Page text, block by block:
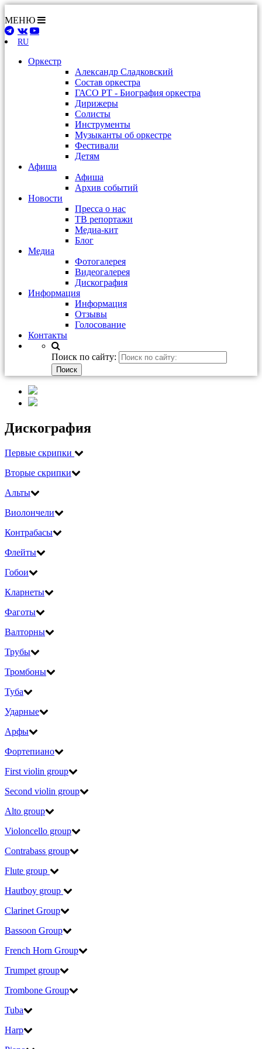
МЕНЮ
RU
Оркестр
Александр Сладковский
Состав оркестра
ГАСО РТ - Биография оркестра
Дирижеры
Солисты
Инструменты
Музыканты об оркестре
Фестивали
Детям
Афиша
Афиша
Архив событий
Новости
Пресса о нас
ТВ репортажи
Медиа-кит
Блог
Медиа
Фотогалерея
Видеогалерея
Дискография
Информация
Информация
Отзывы
Голосование
Контакты
Поиск по сайту:
Дискография
Первые скрипки
Вторые скрипки
Альты
Виолончели
Контрабасы
Флейты
Гобои
Кларнеты
Фаготы
Валторны
Трубы
Тромбоны
Туба
Ударные
Арфы
Фортепиано
First violin group
Second violin group
Alto group
Violoncello group
Contrabass group
Flute group
Hautboy group
Clarinet Group
Bassoon Group
French Horn Group
Trumpet group
Trombone Group
Tuba
Harp